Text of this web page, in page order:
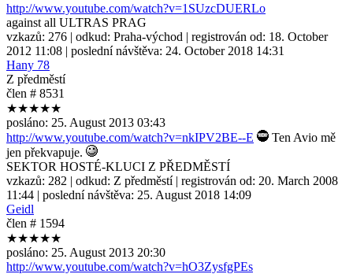
http://www.youtube.com/watch?v=1SUzcDUERLo
against all ULTRAS PRAG
vzkazů: 276 | odkud: Praha-východ | registrován od: 18. October
2012 11:08 | poslední návštěva: 24. October 2018 14:31
Hany 78
Z předměstí
člen # 8531
★★★★★
posláno: 25. August 2013 03:43
http://www.youtube.com/watch?v=nkIPV2BE--E
Ten Avio mě
jen překvapuje.
SEKTOR HOSTÉ-KLUCI Z PŘEDMĚSTÍ
vzkazů: 282 | odkud: Z předměstí| registrován od: 20. March 2008
11:44 | poslední návštěva: 25. August 2018 14:09
Geidl
člen # 1594
★★★★★
posláno: 25. August 2013 20:30
http://www.youtube.com/watch?v=hO3ZysfgPEs